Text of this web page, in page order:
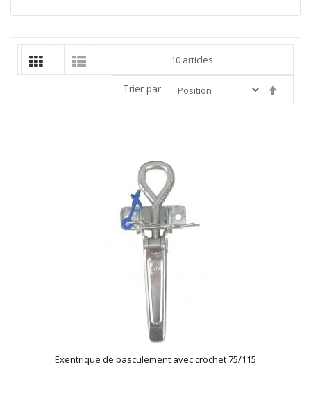
10 articles
Trier par
ordre
Exentrique de basculement avec crochet 75/115